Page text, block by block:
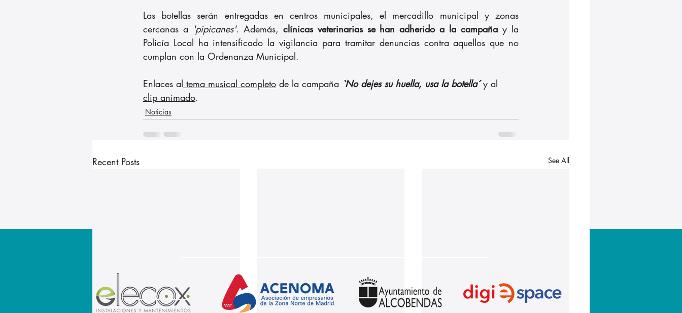
Las botellas serán entregadas en centros municipales, el mercadillo municipal y zonas
cercanas a 'pipicanes'. Además, clínicas veterinarias se han adherido a la campaña y la
Policía Local ha intensificado la vigilancia para tramitar denuncias contra aquellos que no
cumplan con la Ordenanza Municipal.
Enlaces al tema musical completo de la campaña `No dejes su huella, usa la botella´ y al
clip animado.
Noticias
Recent Posts See All